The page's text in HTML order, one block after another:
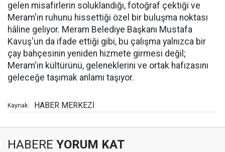
gelen misafirlerin soluklandığı, fotoğraf çektiği ve
Meram'ın ruhunu hissettiği özel bir buluşma noktası
hâline geliyor. Meram Belediye Başkanı Mustafa
Kavuş'un da ifade ettiği gibi, bu çalışma yalnızca bir
çay bahçesinin yeniden hizmete girmesi değil;
Meram'ın kültürünü, geleneklerini ve ortak hafızasını
geleceğe taşımak anlamı taşıyor.
Kaynak: HABER MERKEZİ
HABERE YORUM KAT